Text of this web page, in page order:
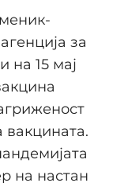
за
на 15 мај
вакцината.
на настан